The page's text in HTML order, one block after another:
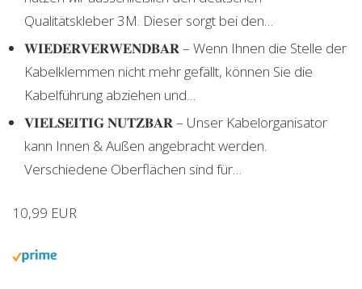
Qualitätskleber 3M. Dieser sorgt bei den…
𝐖𝐈𝐄𝐃𝐄𝐑𝐕𝐄𝐑𝐖𝐄𝐍𝐃𝐁𝐀𝐑 – Wenn Ihnen die Stelle der
Kabelklemmen nicht mehr gefällt, können Sie die
Kabelführung abziehen und…
𝐕𝐈𝐄𝐋𝐒𝐄𝐈𝐓𝐈𝐆 𝐍𝐔𝐓𝐙𝐁𝐀𝐑 – Unser Kabelorganisator
kann Innen & Außen angebracht werden.
Verschiedene Oberflächen sind für…
10,99 EUR